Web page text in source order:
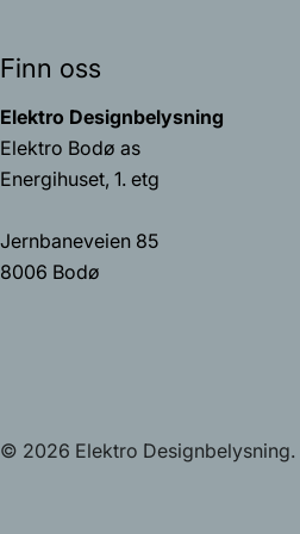
Finn oss
Elektro Designbelysning
Elektro Bodø as
Energihuset, 1. etg
Jernbaneveien 85
8006 Bodø
© 2026 Elektro Designbelysning.